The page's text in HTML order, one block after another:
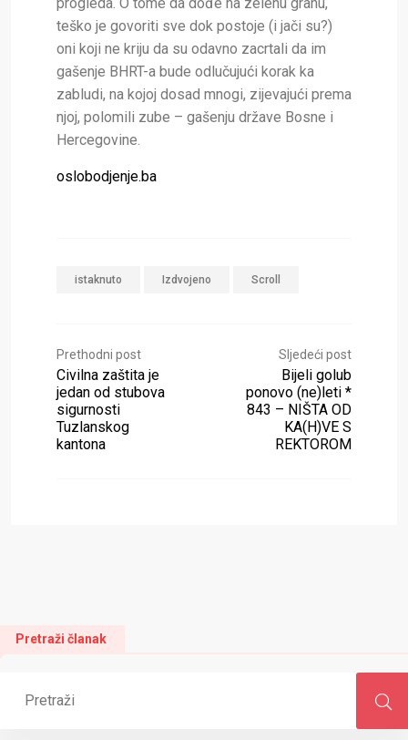
teško je govoriti sve dok postoje (i jači su?)
oni koji ne kriju da su odavno zacrtali da im
gašenje BHRT-a bude odlučujući korak ka
zabludi, na kojoj dosad mnogi, zijevajući prema
njoj, polomili zube – gašenju države Bosne i
Hercegovine.
oslobodjenje.ba
istaknuto Izdvojeno Scroll
Prethodni post
Civilna zaštita je
jedan od stubova
sigurnosti
Tuzlanskog
kantona
Sljedeći post
Bijeli golub
ponovo (ne)leti *
843 – NIŠTA OD
KA(H)VE S
REKTOROM
Pretraži članak